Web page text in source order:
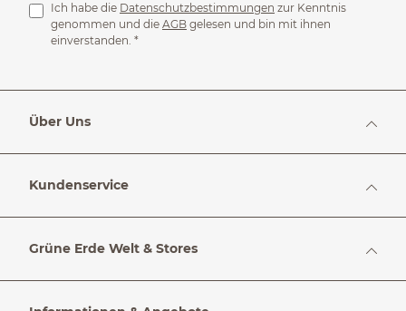
Ich habe die Datenschutzbestimmungen zur Kenntnis
genommen und die AGB gelesen und bin mit ihnen
einverstanden. *
Über Uns
Kundenservice
Grüne Erde Welt & Stores